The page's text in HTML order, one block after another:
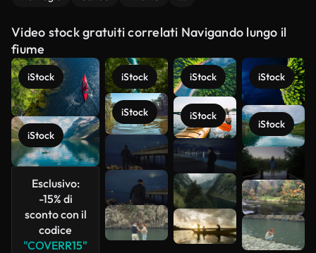
Video stock gratuiti correlati Navigando lungo il
fiume
iStock
iStock
Esclusivo:
-15% di
sconto con il
codice
"COVERR15"
iStock
iStock
iStock
iStock
iStock
iStock
Scopri di
più